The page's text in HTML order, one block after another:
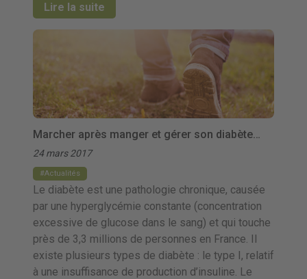
Lire la suite
Marcher après manger et gérer son diabète…
24 mars 2017
Actualités
Le diabète est une pathologie chronique, causée
par une hyperglycémie constante (concentration
excessive de glucose dans le sang) et qui touche
près de 3,3 millions de personnes en France. Il
existe plusieurs types de diabète : le type I, relatif
à une insuffisance de production d’insuline. Le